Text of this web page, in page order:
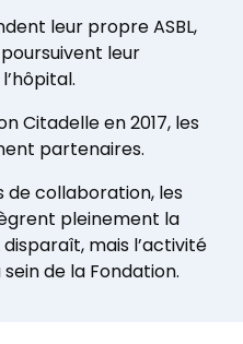
leur propre ASBL,
leur
Citadelle en 2017, les
partenaires.
de collaboration, les
pleinement la
disparaît, mais l’activité
de la Fondation.